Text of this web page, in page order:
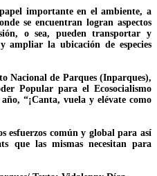
importante en el ambiente, a
se encuentran logran aspectos
o sea, pueden transportar y
ampliar la ubicación de especies
Nacional de Parques (Inparques),
Popular para el Ecosocialismo
“¡Canta, vuela y elévate como
esfuerzos común y global para así
que las mismas necesitan para